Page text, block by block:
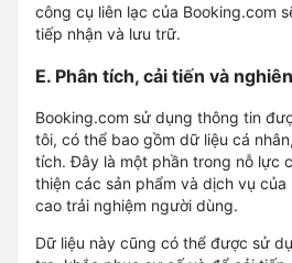
công cụ liên lạc của Booking.com
tiếp nhận và lưu trữ.
E. Phân tích, cải tiến và
Booking.com sử dụng thông tin
tôi, có thể bao gồm dữ liệu cá
tích. Đây là một phần trong nỗ lực
thiện các sản phẩm và dịch vụ của
cao trải nghiệm người dùng.
Dữ liệu này cũng có thể được sử